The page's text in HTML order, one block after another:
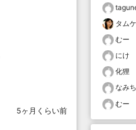
5ヶ月くらい前
タム
むー
にけ
化狸
なみ
むー